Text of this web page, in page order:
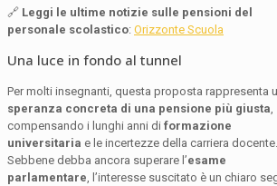
🔗 Leggi le ultime notizie sulle pensioni del
personale scolastico: Orizzonte Scuola
Una luce in fondo al tunnel
Per molti insegnanti, questa proposta rappresenta
speranza concreta di una pensione più giusta,
compensando i lunghi anni di formazione
universitaria e le incertezze della carriera docente.
Sebbene debba ancora superare l’esame
parlamentare, l’interesse suscitato è un chiaro